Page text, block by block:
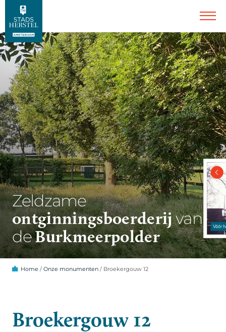
Zeldzame
ontginningsboerderijvan
deBurkmeerpolder
Home /Onze monumenten / Broekergouw 12
Broekergouw 12